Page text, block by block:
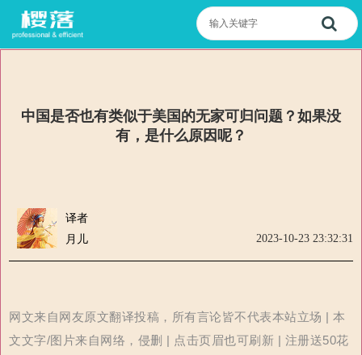
中国是否也有类似于美国的无家可归问题？如果没
有，是什么原因呢？
译者
月儿
2023-10-23 23:32:31
网文来自网友原文翻译投稿，所有言论皆不代表本站立场 | 本
文文字/图片来自网络，侵删 | 点击页眉也可刷新 | 注册送50花